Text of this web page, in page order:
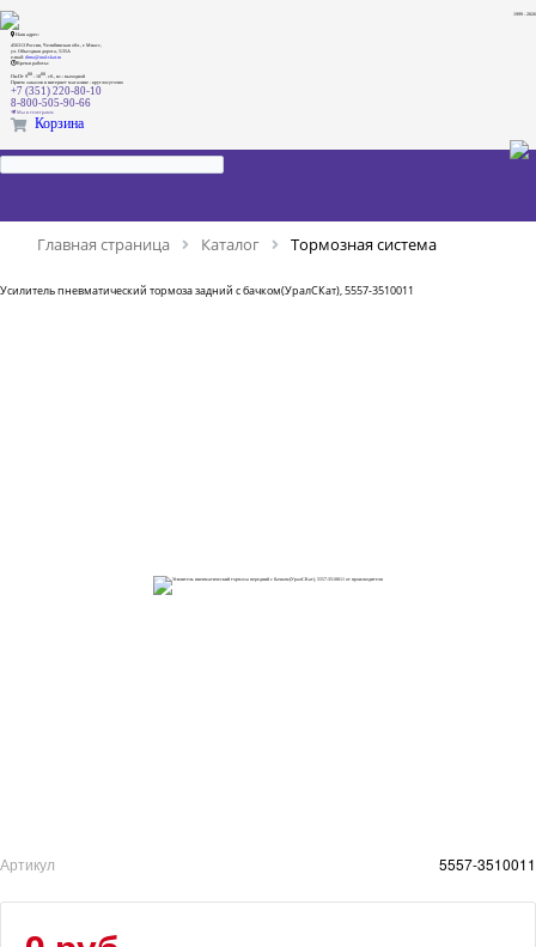
1999 - 2026
Наш адрес:
456313 Россия, Челябинская обл., г. Миасс,
ул. Объездная дорога, 5/35А
e-mail: dima@ural-skat.ru
Время работы:
Пн-Пт 900- 1800. сб., вс.: выходной
Прием заказов в интернет магазине - круглосуточно
+7 (351) 220-80-10
8-800-505-90-66
Мы в телеграмм
Корзина
Главная страница Каталог Тормозная система
Усилитель пневматический тормоза задний с бачком(УралСКат), 5557-3510011
Артикул 5557-3510011